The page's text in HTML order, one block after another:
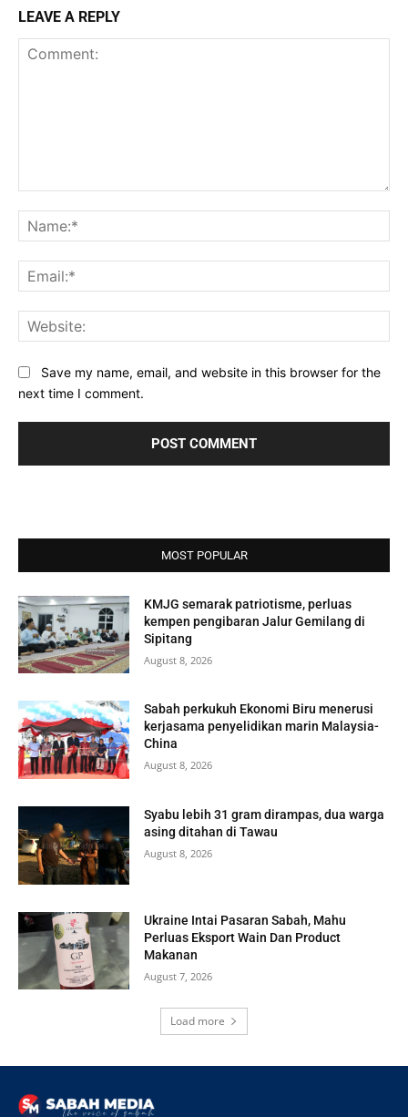
LEAVE A REPLY
Save my name, email, and website in this browser for the
next time I comment.
MOST POPULAR
KMJG semarak patriotisme, perluas
kempen pengibaran Jalur Gemilang di
Sipitang
August 8, 2026
Sabah perkukuh Ekonomi Biru menerusi
kerjasama penyelidikan marin Malaysia-
China
August 8, 2026
Syabu lebih 31 gram dirampas, dua warga
asing ditahan di Tawau
August 8, 2026
Ukraine Intai Pasaran Sabah, Mahu
Perluas Eksport Wain Dan Product
Makanan
August 7, 2026
Load more